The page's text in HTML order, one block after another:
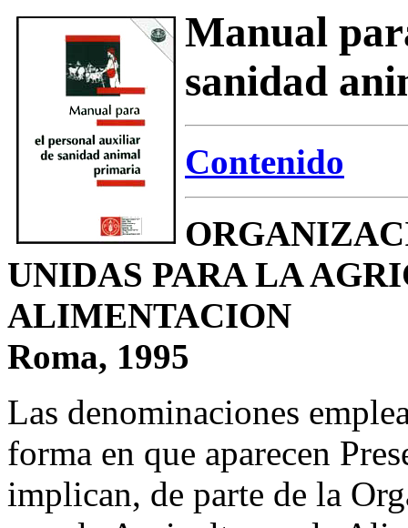
Manual
sanidad
Contenido
UNIDAS PARA LA
ALIMENTACION
Roma, 1995
Las denominaciones
forma en que aparecen
implican, de parte de la